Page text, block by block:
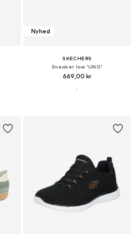
Nyhed
SKECHERS
Sneaker low 'UNO'
669,00 kr